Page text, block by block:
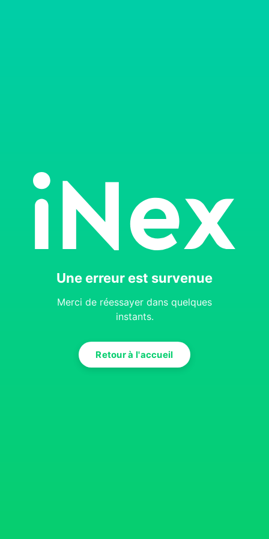
Une erreur est survenue
Merci de réessayer dans quelques
instants.
Retour à l'accueil